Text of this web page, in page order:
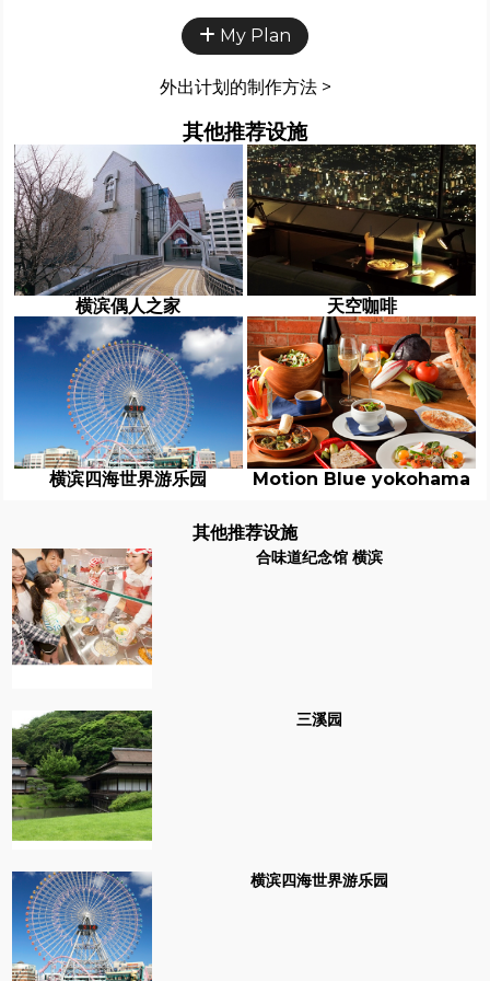
My Plan
外出计划的制作方法 >
其他推荐设施
横滨偶人之家 天空咖啡
横滨四海世界游乐园 Motion Blue yokohama
其他推荐设施
合味道纪念馆 横滨
三溪园
横滨四海世界游乐园